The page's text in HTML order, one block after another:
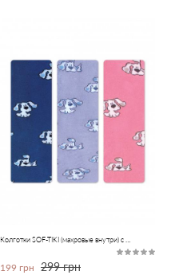
199 грн 299 грн